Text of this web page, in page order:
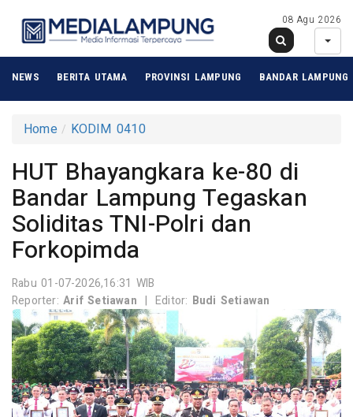
08 Agu 2026
NEWS BERITA UTAMA PROVINSI LAMPUNG BANDAR LAMPUNG
Home KODIM 0410
HUT Bhayangkara ke-80 di
Bandar Lampung Tegaskan
Soliditas TNI-Polri dan
Forkopimda
Rabu 01-07-2026,16:31 WIB
Reporter:Arif Setiawan | Editor: Budi Setiawan